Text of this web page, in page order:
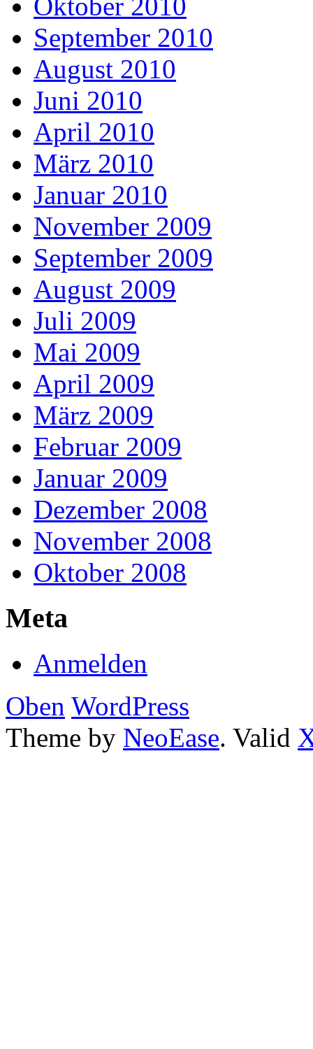
Oktober 2010
September 2010
August 2010
Juni 2010
April 2010
März 2010
Januar 2010
November 2009
September 2009
August 2009
Juli 2009
Mai 2009
April 2009
März 2009
Februar 2009
Januar 2009
Dezember 2008
November 2008
Oktober 2008
Meta
Anmelden
Oben WordPress
Theme by NeoEase. Valid